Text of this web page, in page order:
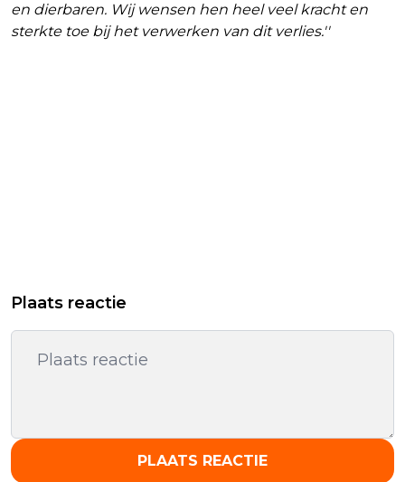
en dierbaren. Wij wensen hen heel veel kracht en
sterkte toe bij het verwerken van dit verlies.''
Plaats reactie
PLAATS REACTIE